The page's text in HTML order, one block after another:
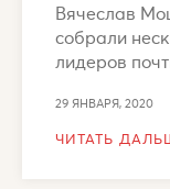
Вячеслав
собрали
лидеров
29 ЯНВАРЯ, 2020
ЧИТАТЬ